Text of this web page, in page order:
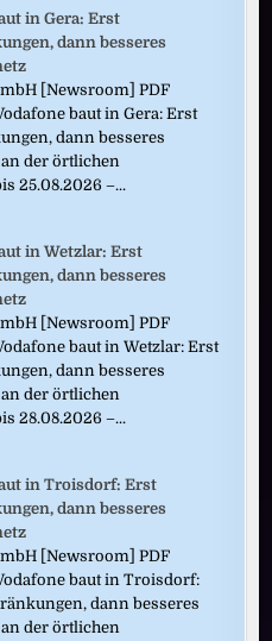
in Gera: Erst
dann besseres
[Newsroom] PDF
baut in Gera: Erst
dann besseres
der örtlichen
25.08.2026 –...
in Wetzlar: Erst
dann besseres
[Newsroom] PDF
baut in Wetzlar: Erst
dann besseres
der örtlichen
28.08.2026 –...
in Troisdorf: Erst
dann besseres
[Newsroom] PDF
baut in Troisdorf:
dann besseres
der örtlichen